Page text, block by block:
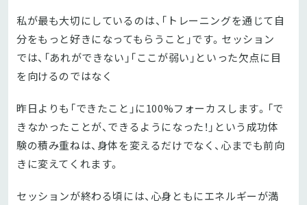
私が最も大切にしているのは、「トレーニングを通じて自
分をもっと好きになってもらうこと」です。セッション
では、「あれができない」「ここが弱い」といった欠点に目
を向けるのではなく
昨日よりも「できたこと」に100%フォーカスします。「で
きなかったことが、できるようになった！」という成功体
験の積み重ねは、身体を変えるだけでなく、心までも前向
きに変えてくれます。
セッションが終わる頃には、心身ともにエネルギーが満